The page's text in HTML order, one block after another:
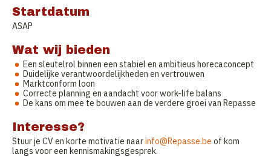
Startdatum
ASAP
Wat wij bieden
Een sleutelrol binnen een stabiel en ambitieus horecaconcept
Duidelijke verantwoordelijkheden en vertrouwen
Marktconform loon
Correcte planning en aandacht voor work-life balans
De kans om mee te bouwen aan de verdere groei van Repasse
Interesse?
Stuur je CV en korte motivatie naarinfo@Repasse.be of kom
langs voor een kennismakingsgesprek.